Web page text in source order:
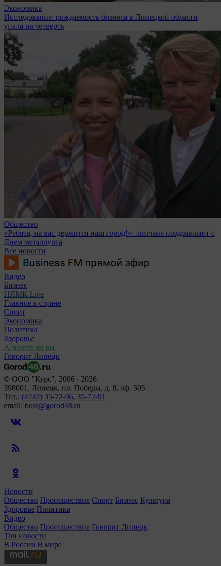
Экономика
Исследование: рождаемость бизнеса в Липецкой области
упала на четверть
Общество
«Ребята, на вас держится наш город!»: липчане поздравляют с
Днем металлурга
Все новости
Видео
Бизнес
НЛМК Live
Главное в стране
Спорт
Экономика
Политика
Здоровье
А знаете ли вы
Говорит Липецк
© ООО "Курс", 2006 - 2026
398001, Липецк, пл. Победы, д. 8, оф. 505
Тел.: (4742) 35-72-96, 35-72-91
email: boss@gorod48.ru
Новости
Общество Происшествия Спорт Бизнес Культура
Здоровье Политика
Видео
Общество Происшествия Говорит Липецк
Топ новости
В России В мире